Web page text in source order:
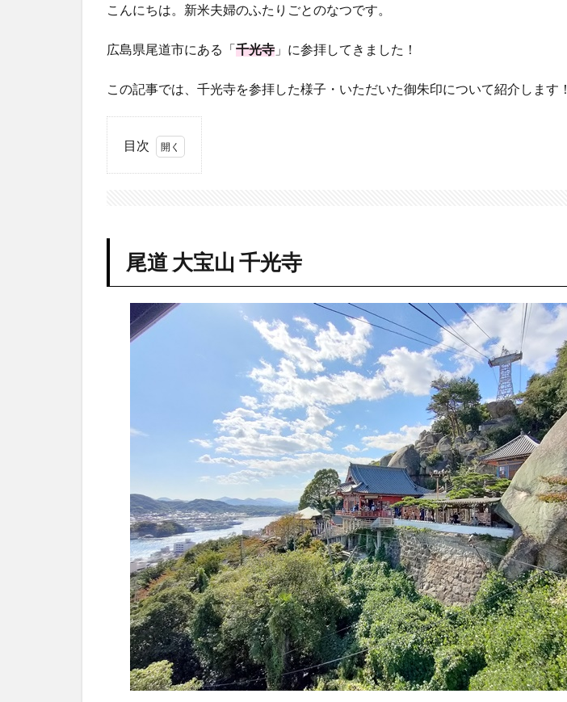
こんにちは。新米夫婦のふたりごとのなつです。
広島県尾道市にある「千光寺 」に参拝してきました！
この記事では、千光寺を参拝した様子・いただいた御朱印について紹介します！
目次
山
千
光
寺
1.1
し
2.1
千光
寺公
園の
山頂
展望
台・
文学
のこ
みち
2.2
尾道 大宝山 千光寺